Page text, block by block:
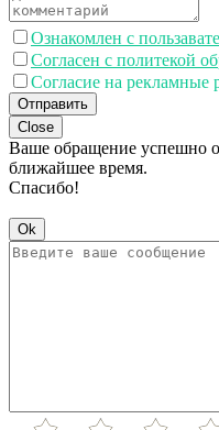
Ознакомлен с
Согласен с политекой
Согласие на рекламные
Отправить
Close
Ваше обращение успешно
ближайшее время.
Спасибо!
Ok